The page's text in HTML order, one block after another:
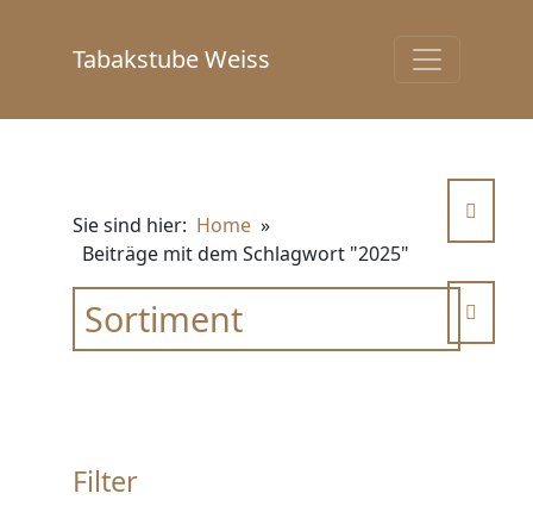
Tabakstube Weiss
Sie sind hier: Home »
Beiträge mit dem Schlagwort "2025"
Sortiment
Filter